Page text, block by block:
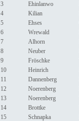
3
Ehinlanwo
4
Kilian
5
Ehses
6
Wrewald
7
Alhorn
8
Neuber
9
Fröschke
10
Heinrich
11
Dannenberg
12
Noerenberg
13
Noerenberg
14
Brottke
15
Schnapka